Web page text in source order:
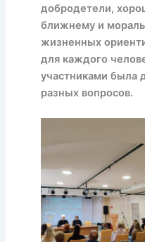
добродетели,
ближнему и
жизненных
для каждого
участниками была
разных вопросов.